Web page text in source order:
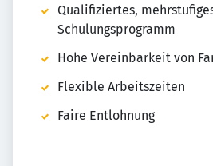
Qualifiziertes,
Schulungsprogramm
Hohe Vereinbarkeit von
Flexible Arbeitszeiten
Faire Entlohnung